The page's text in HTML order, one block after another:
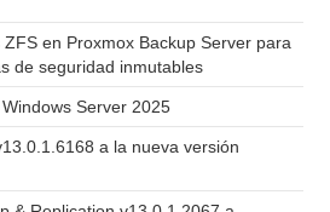
en Proxmox Backup Server para
de seguridad inmutables
Server 2025
a la nueva versión